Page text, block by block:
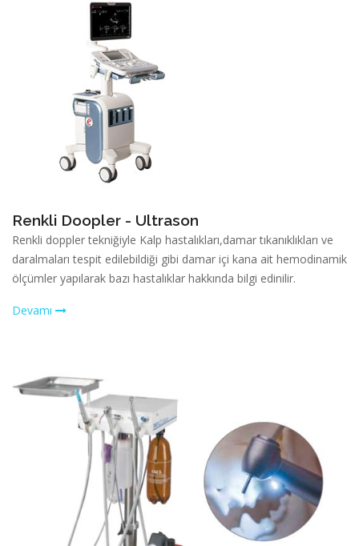
Renkli Doopler - Ultrason
Renkli doppler tekniğiyle Kalp hastalıkları,damar tıkanıklıkları ve
daralmaları tespit edilebildiği gibi damar içi kana ait hemodinamik
ölçümler yapılarak bazı hastalıklar hakkında bilgi edinilir.
Devamı